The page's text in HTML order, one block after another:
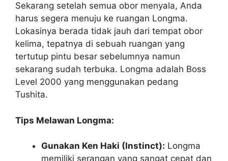
Sekarang setelah semua obor menyala, Anda
harus segera menuju ke ruangan Longma.
Lokasinya berada tidak jauh dari tempat obor
kelima, tepatnya di sebuah ruangan yang
tertutup pintu besar sebelumnya namun
sekarang sudah terbuka. Longma adalah Boss
Level 2000 yang menggunakan pedang
Tushita.
Tips Melawan Longma:
Gunakan Ken Haki (Instinct): Longma
memiliki serangan yang sangat cepat dan